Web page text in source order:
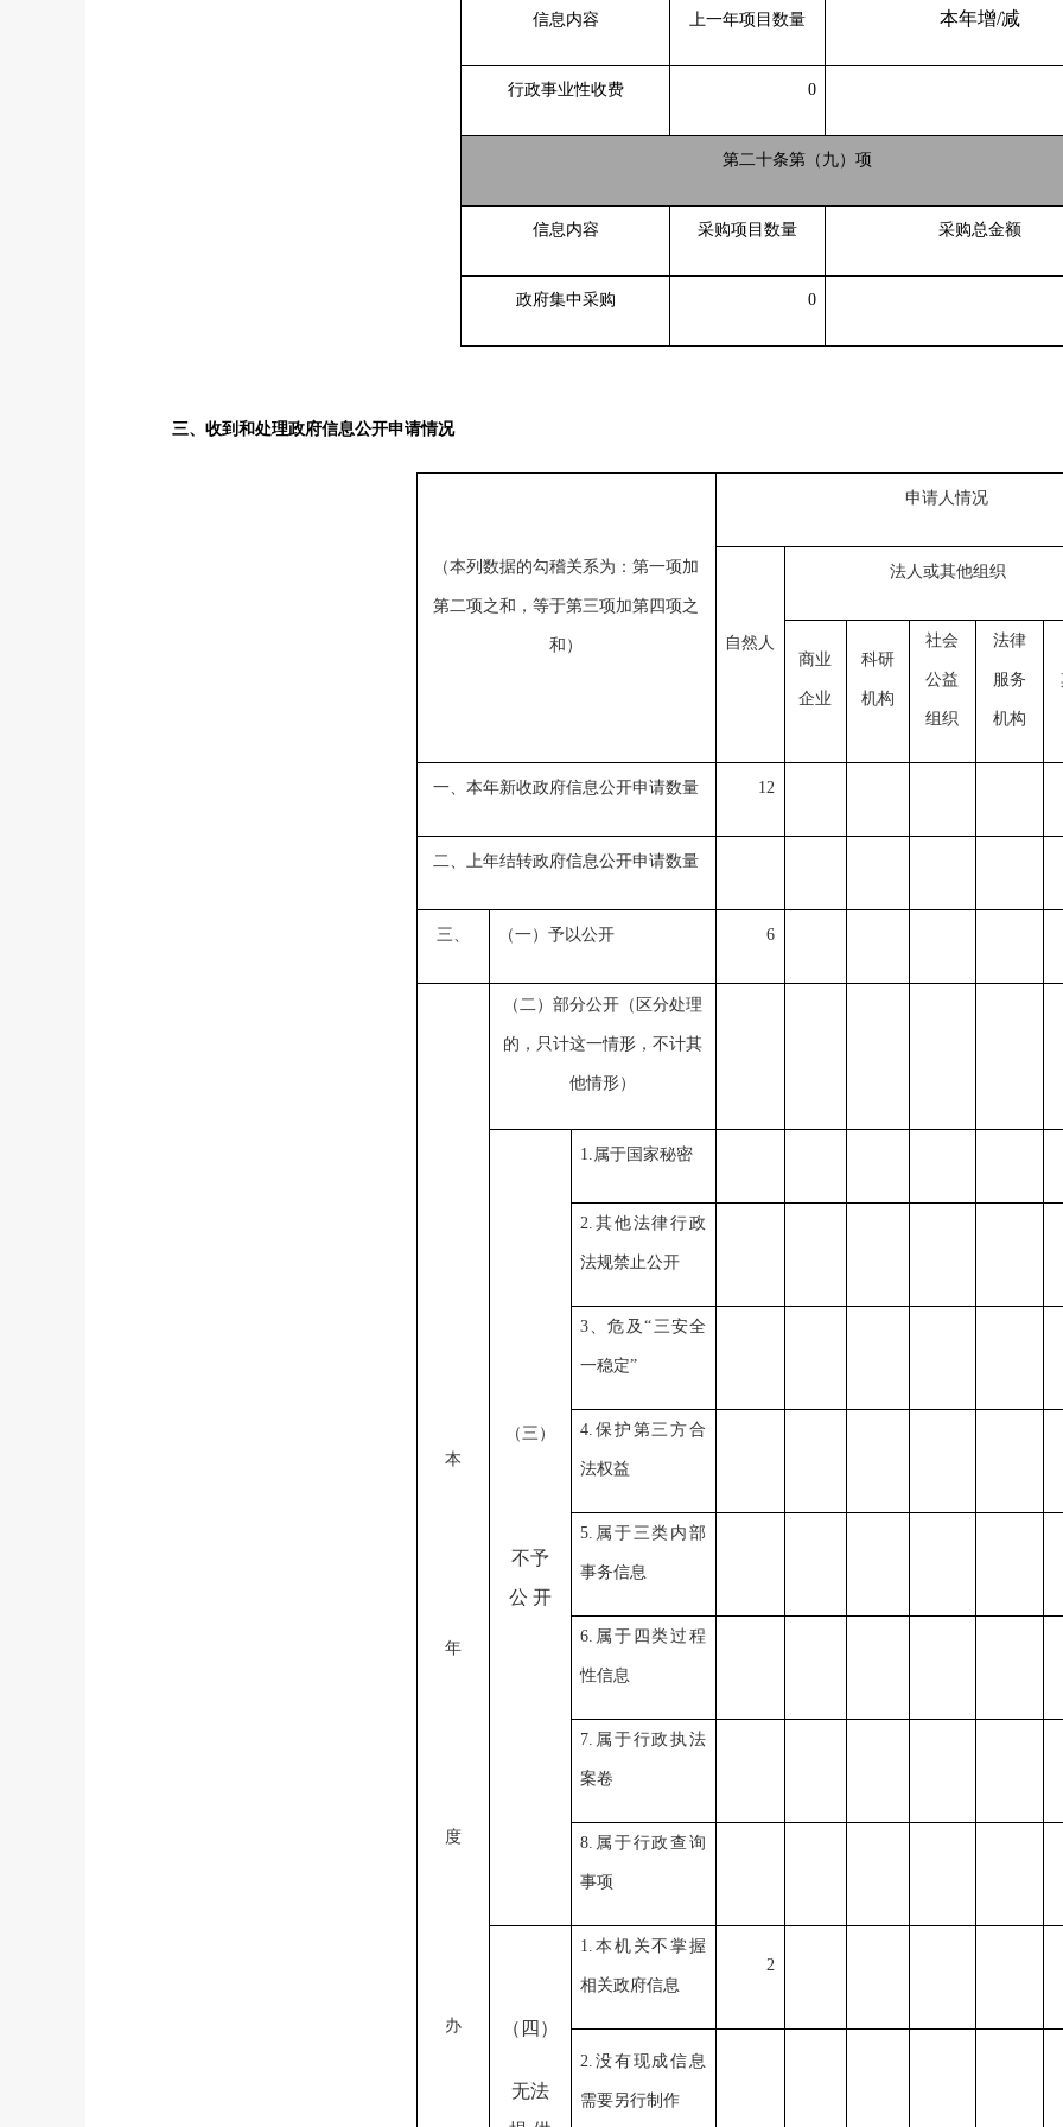
信息内容 上一年项目数量 本年增/减
行政事业性收费 0
第二十条第（九）项
信息内容 采购项目数量 采购总金额
政府集中采购 0
三、收到和处理政府信息公开申请情况
（本列数据的勾稽关系为：第一项加
第二项之和，等于第三项加第四项之
和）
申请人情况
自然人
法人或其他组织
商业
企业
科研
机构
社会
公益
组织
法律
服务
机构
一、本年新收政府信息公开申请数量 12
二、上年结转政府信息公开申请数量
三、 （一）予以公开 6
本
年
度
办
（二）部分公开（区分处理
的，只计这一情形，不计其
他情形）
（三）
不予
公 开
1.属于国家秘密
2.其他法律行政
法规禁止公开
3、危及“三安全
一稳定”
4.保护第三方合
法权益
5.属于三类内部
事务信息
6.属于四类过程
性信息
7.属于行政执法
案卷
8.属于行政查询
事项
（ 四）
无法
1.本机关不掌握
相关政府信息
2
2.没有现成信息
需要另行制作